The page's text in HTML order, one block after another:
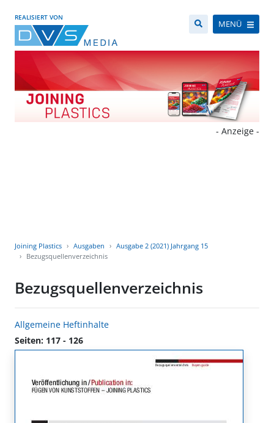
REALISIERT VON
MENÜ
- Anzeige -
Joining Plastics Ausgaben
Ausgabe 2 (2021) Jahrgang 15
Bezugsquellenverzeichnis
Bezugsquellenverzeichnis
Allgemeine Heftinhalte
Seiten: 117 - 126